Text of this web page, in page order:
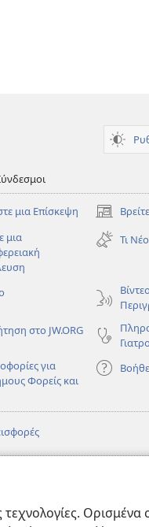
Ορισμένα
μια Επίσκεψη
(ανοίγει
νέο
παράθυρο)
μια
Τι
στο JW.ORG
για
Φορείς και
παράθυρο)
®